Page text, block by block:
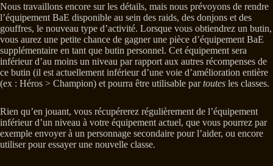
Nous travaillons encore sur les détails, mais nous prévoyons de rendre
l’équipement BaE disponible au sein des raids, des donjons et des
gouffres, le nouveau type d’activité. Lorsque vous obtiendrez un butin,
vous aurez une petite chance de gagner une pièce d’équipement BaE
supplémentaire en tant que butin personnel. Cet équipement sera
inférieur d’au moins un niveau par rapport aux autres récompenses de
ce butin (il est actuellement inférieur d’une voie d’amélioration entière
(ex : Héros > Champion) et pourra être utilisable partoutes les classes.
Rien qu’en jouant, vous récupérerez régulièrement de l’équipement
inférieur d’un niveau à votre équipement actuel, que vous pourrez par
exemple envoyer à un personnage secondaire pour l’aider, ou encore
utiliser pour essayer une nouvelle classe.